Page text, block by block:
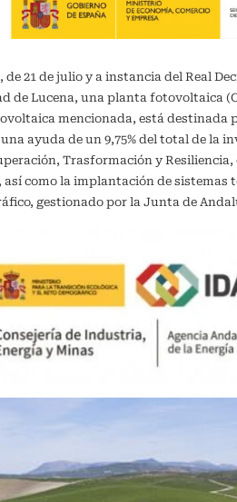
de 21 de julio y a instancia del Real
Lucena, una planta fotovoltaica
mencionada, está
ayuda de un 9,75% del total de la
Trasformación y
como la implantación de
gestionado por la Junta de